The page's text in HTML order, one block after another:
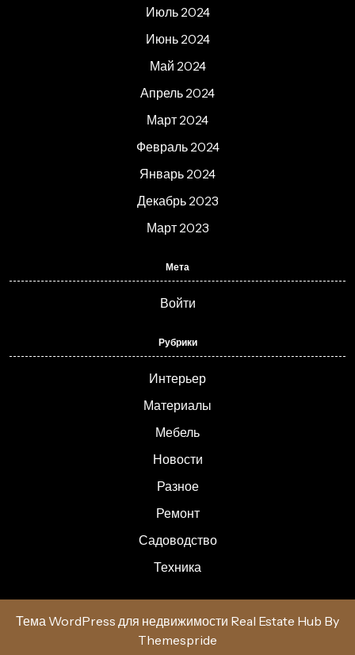
Июль 2024
Июнь 2024
Май 2024
Апрель 2024
Март 2024
Февраль 2024
Январь 2024
Декабрь 2023
Март 2023
Мета
Войти
Рубрики
Интерьер
Материалы
Мебель
Новости
Разное
Ремонт
Садоводство
Техника
Тема WordPress для недвижимости Real Estate Hub By
Themespride